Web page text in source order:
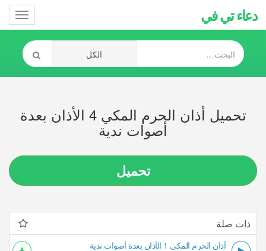
دعاء تي في
تحميل أذان الحرم المكي 4 الأذان بعدة
أصوات ندية
تحميل
ذات صلة
أذان الحرم المكي 1 الأذان بعدة أصوات ندية